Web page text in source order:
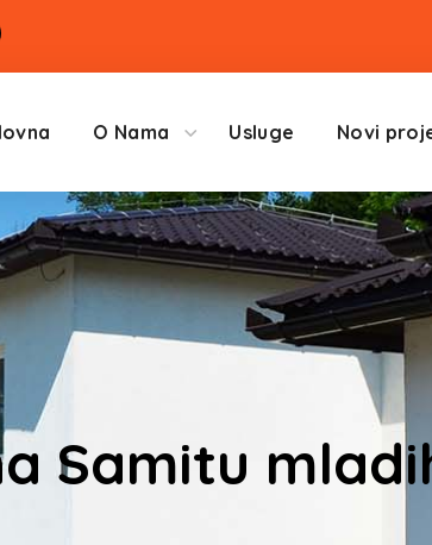
O Nama Usluge Novi
Samitu